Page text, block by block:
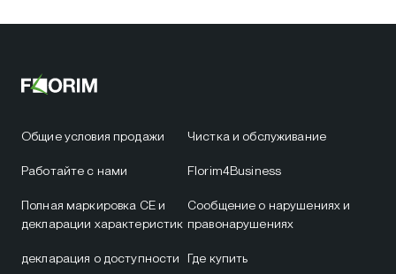
Общие условия продажи
Работайте с нами
Полная маркировка CE и
декларации характеристик
декларация о доступности
Чистка и обслуживание
Florim4Business
Сообщение о нарушениях и
правонарушениях
Где купить